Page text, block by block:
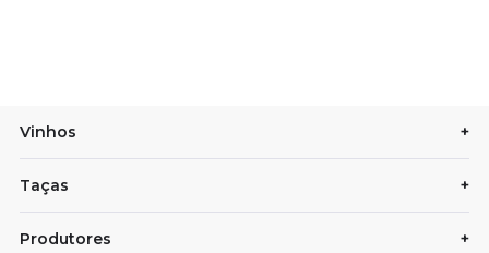
Vinhos +
Taças +
Produtores +